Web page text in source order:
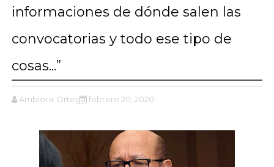
informaciones de dónde salen las
convocatorias y todo ese tipo de
cosas...”
Ambiorix Ortega febrero 20, 2020